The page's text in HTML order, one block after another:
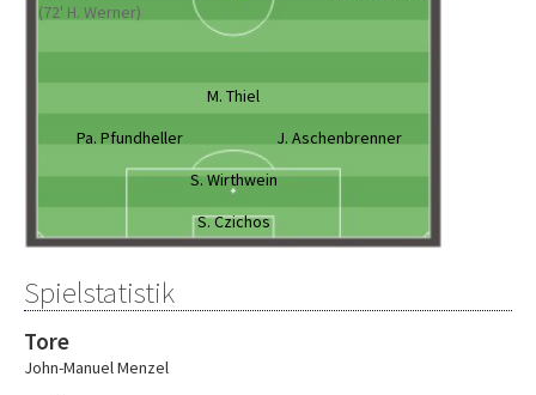
(72' H. Werner)
M. Thiel
Pa. Pfundheller
J. Aschenbrenner
S. Wirthwein
S. Czichos
Spielstatistik
Tore
John-Manuel Menzel